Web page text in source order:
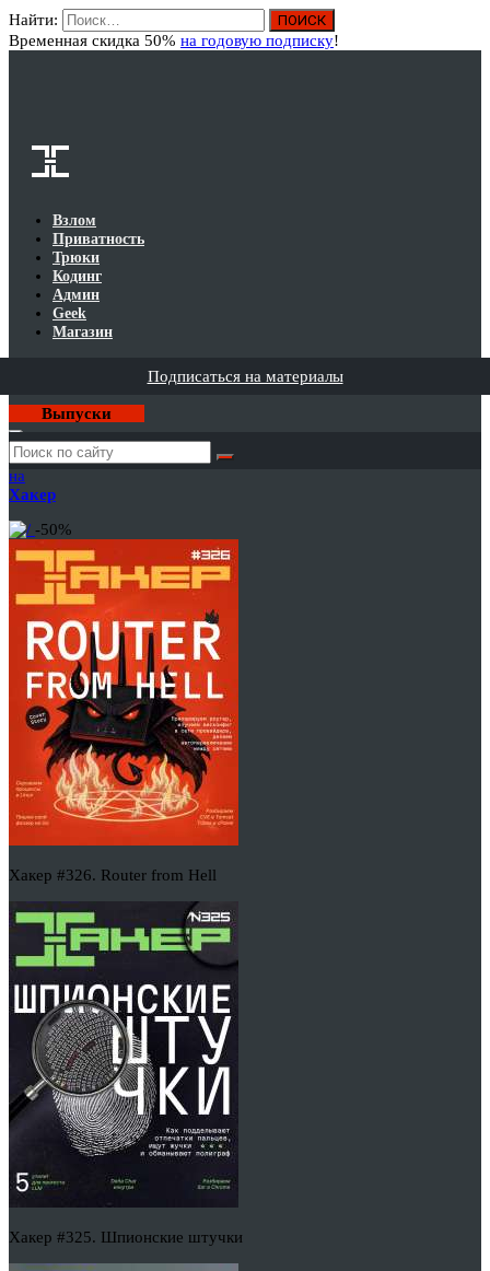
Найти:
Временная скидка 50% на годовую подписку!
Взлом
Приватность
Трюки
Кодинг
Админ
Geek
Магазин
Подписаться на материалы
Выпуски
Годовая
подписка
на
Хакер
-50%
Хакер #326. Router from Hell
Хакер #325. Шпионские штучки